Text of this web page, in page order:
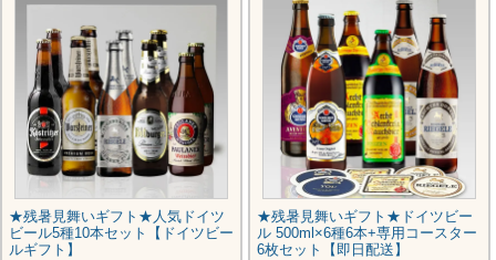
★残暑見舞いギフト★人気ドイツ
ビール5種10本セット【ドイツビー
ルギフト】
★残暑見舞いギフト★ドイツビー
ル 500ml×6種6本+専用コースター
6枚セット【即日配送】